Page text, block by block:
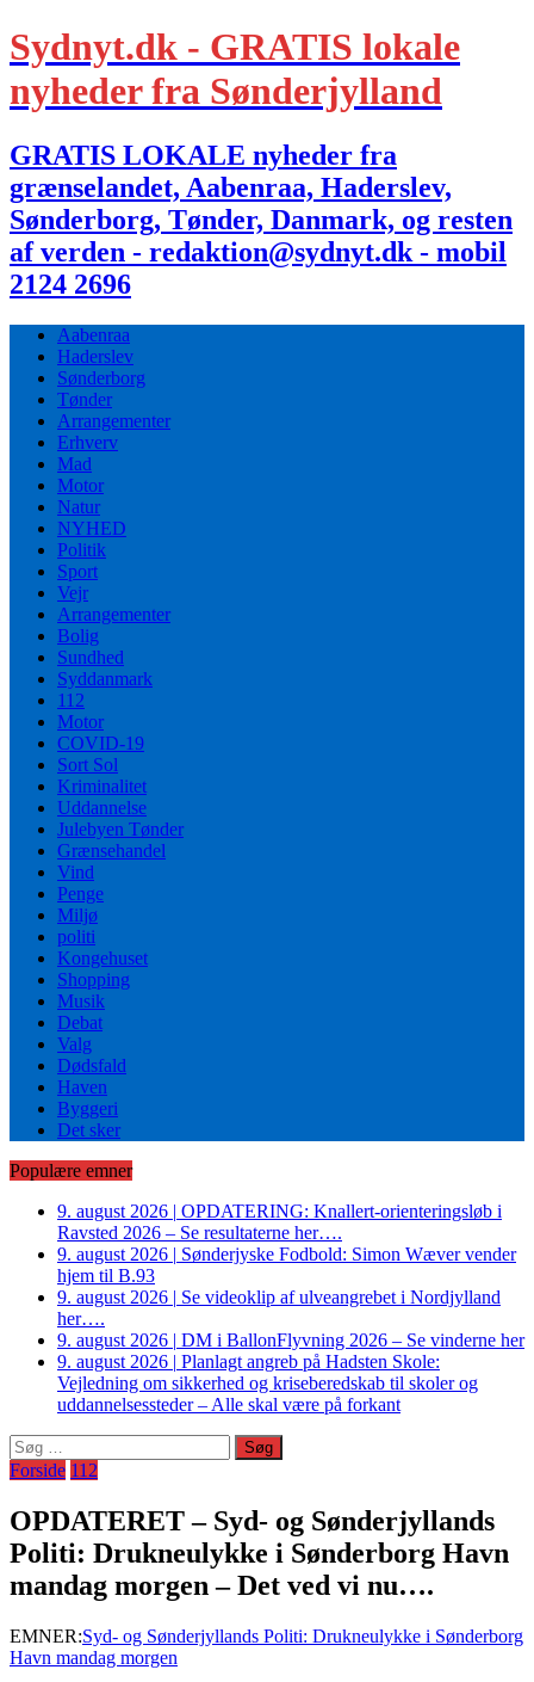
Sydnyt.dk - GRATIS lokale
nyheder fra Sønderjylland
GRATIS LOKALE nyheder fra
grænselandet, Aabenraa, Haderslev,
Sønderborg, Tønder, Danmark, og resten
af verden - redaktion@sydnyt.dk - mobil
2124 2696
Aabenraa
Haderslev
Sønderborg
Tønder
Arrangementer
Erhverv
Mad
Motor
Natur
NYHED
Politik
Sport
Vejr
Arrangementer
Bolig
Sundhed
Syddanmark
112
Motor
COVID-19
Sort Sol
Kriminalitet
Uddannelse
Julebyen Tønder
Grænsehandel
Vind
Penge
Miljø
politi
Kongehuset
Shopping
Musik
Debat
Valg
Dødsfald
Haven
Byggeri
Det sker
Populære emner
9. august 2026 | OPDATERING: Knallert-orienteringsløb i
Ravsted 2026 – Se resultaterne her….
9. august 2026 | Sønderjyske Fodbold: Simon Wæver vender
hjem til B.93
9. august 2026 | Se videoklip af ulveangrebet i Nordjylland
her….
9. august 2026 | DM i BallonFlyvning 2026 – Se vinderne her
9. august 2026 | Planlagt angreb på Hadsten Skole:
Vejledning om sikkerhed og kriseberedskab til skoler og
uddannelsessteder – Alle skal være på forkant
Søg
efter:
Forside 112
OPDATERET – Syd- og Sønderjyllands
Politi: Drukneulykke i Sønderborg Havn
mandag morgen – Det ved vi nu….
EMNER:Syd- og Sønderjyllands Politi: Drukneulykke i Sønderborg
Havn mandag morgen